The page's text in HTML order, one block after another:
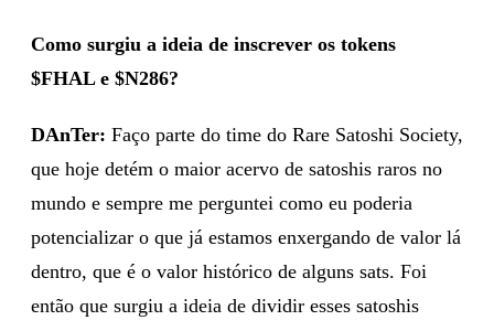
Como surgiu a ideia de inscrever os tokens
$FHAL e $N286?
DAnTer: Faço parte do time do Rare Satoshi Society,
que hoje detém o maior acervo de satoshis raros no
mundo e sempre me perguntei como eu poderia
potencializar o que já estamos enxergando de valor lá
dentro, que é o valor histórico de alguns sats. Foi
então que surgiu a ideia de dividir esses satoshis